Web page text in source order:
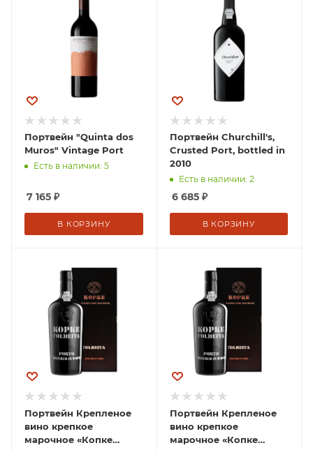
Портвейн "Quinta dos
Muros" Vintage Port
Есть в наличии: 5
7 165 ₽
В КОРЗИНУ
Портвейн Churchill's,
Crusted Port, bottled in
2010
Есть в наличии: 2
6 685₽
В КОРЗИНУ
Портвейн Крепленое
вино крепкое
марочное «Копке
Портвейн Крепленое
вино крепкое
марочное «Копке